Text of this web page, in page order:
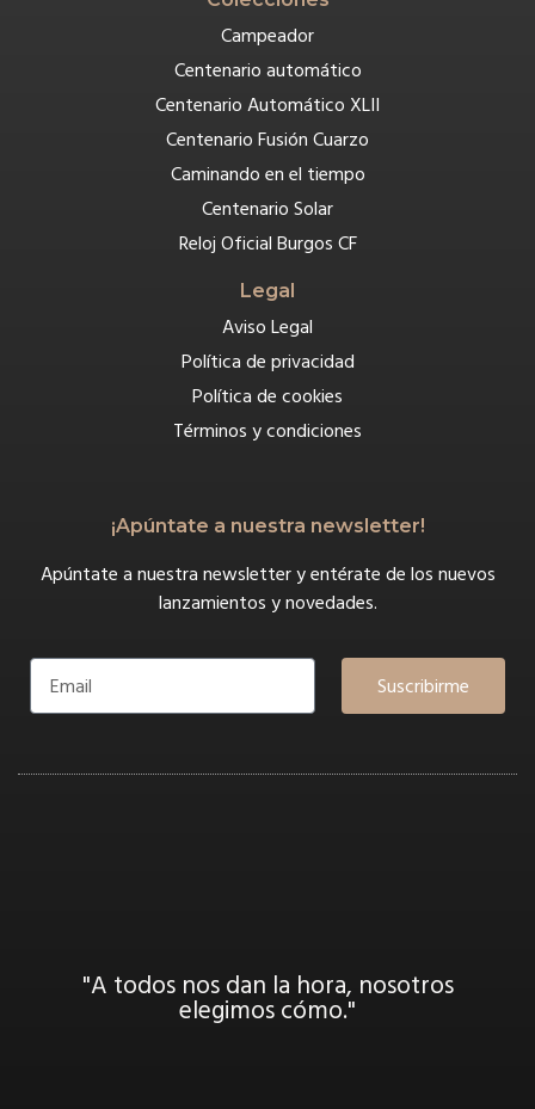
Campeador
Centenario automático
Centenario Automático XLII
Centenario Fusión Cuarzo
Caminando en el tiempo
Centenario Solar
Reloj Oficial Burgos CF
Legal
Aviso Legal
Política de privacidad
Política de cookies
Términos y condiciones
¡Apúntate a nuestra newsletter!
Apúntate a nuestra newsletter y entérate de los nuevos
lanzamientos y novedades.
Suscribirme
"A todos nos dan la hora, nosotros
elegimos cómo."